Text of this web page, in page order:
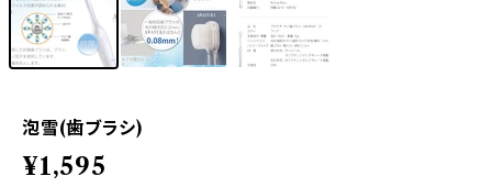
泡雪(歯ブラシ)
¥1,595